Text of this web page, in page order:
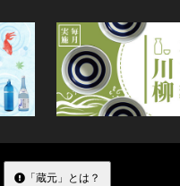
「蔵元」とは？